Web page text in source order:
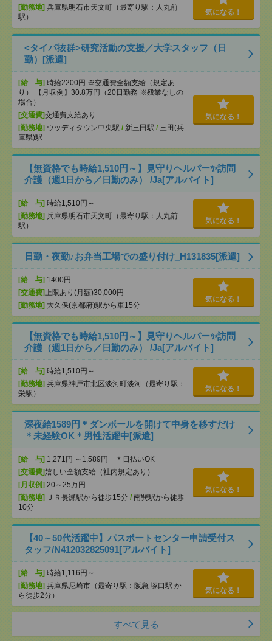
[勤務地] 兵庫県明石市天文町（最寄り駅：人丸前
駅）
気になる！
<タイパ抜群>研究活動の支援／大学スタッフ（日
勤）[派遣]
[給 与] 時給2200円 ※交通費全額支給（規定あ
り） 【月収例】30.8万円（20日勤務 ※残業なしの
場合）
[交通費]交通費支給あり
[勤務地] ウッディタウン中央駅 / 新三田駅 / 三田(兵
庫県)駅
気になる！
【無資格でも時給1,510円～】見守りヘルパー✨訪問
介護（週1日から／日勤のみ） /Ja[アルバイト]
[給 与] 時給1,510円～
[勤務地] 兵庫県明石市天文町（最寄り駅：人丸前
駅）
気になる！
日勤・夜勤♪お弁当工場での盛り付け_H131835[派遣]
[給 与] 1400円
[交通費] 上限あり(月額)30,000円
[勤務地] 大久保(京都府)駅から車15分
気になる！
【無資格でも時給1,510円～】見守りヘルパー✨訪問
介護（週1日から／日勤のみ） /Ja[アルバイト]
[給 与] 時給1,510円～
[勤務地] 兵庫県神戸市北区淡河町淡河（最寄り駅：
栄駅）
気になる！
深夜給1589円＊ダンボールを開けて中身を移すだけ
＊未経験OK＊男性活躍中[派遣]
[給 与] 1,271円 ～1,589円 ＊日払いOK
[交通費]嬉しい全額支給（社内規定あり）
[月収例] 20～25万円
[勤務地]
ＪＲ長瀬駅から徒歩15分 / 南巽駅から徒歩
10分
気になる！
【40～50代活躍中】パスポートセンター申請受付ス
タッフ/N412032825091[アルバイト]
[給 与] 時給1,116円～
[勤務地] 兵庫県尼崎市（最寄り駅：阪急 塚口駅 か
ら徒歩2分）
気になる！
すべて見る